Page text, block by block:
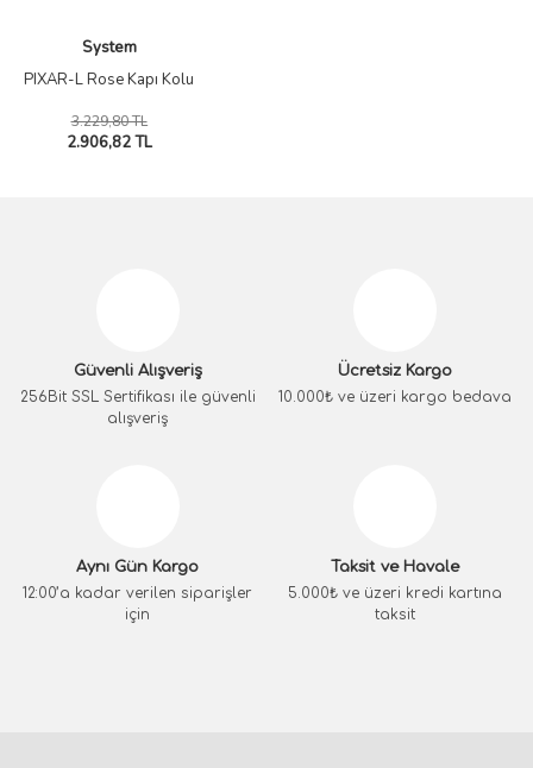
System
PIXAR-L Rose Kapı Kolu
3.229,80 TL
2.906,82 TL
Güvenli Alışveriş
256Bit SSL Sertifikası ile güvenli
alışveriş
Ücretsiz Kargo
10.000₺ ve üzeri kargo bedava
Aynı Gün Kargo
12:00’a kadar verilen siparişler
için
Taksit ve Havale
5.000₺ ve üzeri kredi kartına
taksit